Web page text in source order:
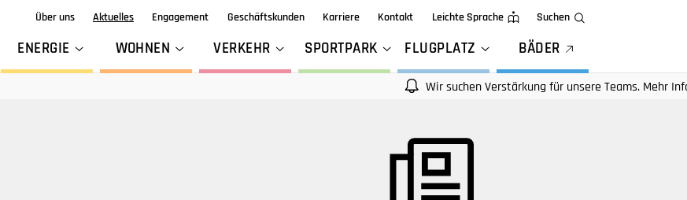
Über uns Aktuelles Engagement Geschäftskunden Karriere Kontakt Leichte Sprache Suchen
ENERGIE WOHNEN VERKEHR SPORTPARK FLUGPLATZ BÄDER
Wir suchen Verstärkung für unsere Teams. Mehr Infos auf